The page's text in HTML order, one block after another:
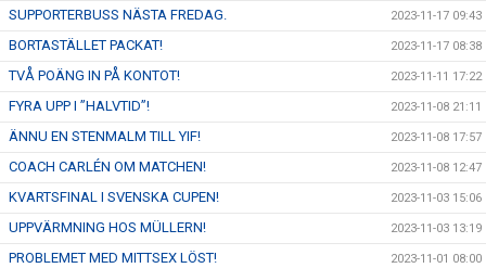
SUPPORTERBUSS NÄSTA FREDAG. 2023-11-17 09:43
BORTASTÄLLET PACKAT! 2023-11-17 08:38
TVÅ POÄNG IN PÅ KONTOT! 2023-11-11 17:22
FYRA UPP I ”HALVTID”! 2023-11-08 21:11
ÄNNU EN STENMALM TILL YIF! 2023-11-08 17:57
COACH CARLÉN OM MATCHEN! 2023-11-08 12:47
KVARTSFINAL I SVENSKA CUPEN! 2023-11-03 15:06
UPPVÄRMNING HOS MÜLLERN! 2023-11-03 13:19
PROBLEMET MED MITTSEX LÖST! 2023-11-01 08:00